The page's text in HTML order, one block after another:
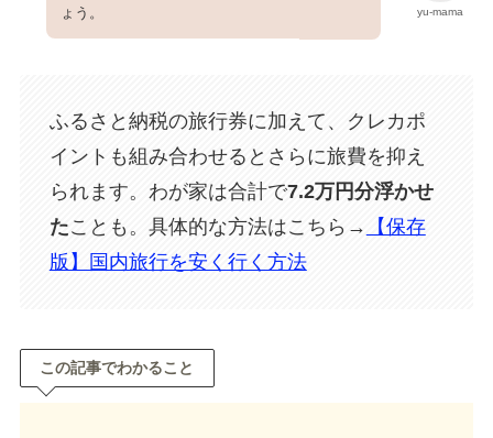
yu-mama
ょう。
ふるさと納税の旅行券に加えて、クレカポ
イントも組み合わせるとさらに旅費を抑え
られます。わが家は合計で7.2万円分浮かせ
たことも。具体的な方法はこちら→
【保存
版】国内旅行を安く行く方法
この記事でわかること